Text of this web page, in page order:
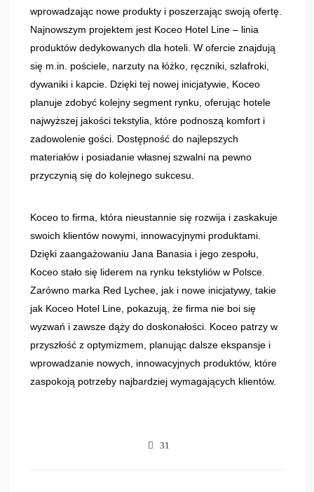
wprowadzając nowe produkty i poszerzając swoją ofertę.
Najnowszym projektem jest Koceo Hotel Line – linia
produktów dedykowanych dla hoteli. W ofercie znajdują
się m.in. pościele, narzuty na łóżko, ręczniki, szlafroki,
dywaniki i kapcie. Dzięki tej nowej inicjatywie, Koceo
planuje zdobyć kolejny segment rynku, oferując hotele
najwyższej jakości tekstylia, które podnoszą komfort i
zadowolenie gości. Dostępność do najlepszych
materiałów i posiadanie własnej szwalni na pewno
przyczynią się do kolejnego sukcesu.
Koceo to firma, która nieustannie się rozwija i zaskakuje
swoich klientów nowymi, innowacyjnymi produktami.
Dzięki zaangażowaniu Jana Banasia i jego zespołu,
Koceo stało się liderem na rynku tekstyliów w Polsce.
Zarówno marka Red Lychee, jak i nowe inicjatywy, takie
jak Koceo Hotel Line, pokazują, że firma nie boi się
wyzwań i zawsze dąży do doskonałości. Koceo patrzy w
przyszłość z optymizmem, planując dalsze ekspansje i
wprowadzanie nowych, innowacyjnych produktów, które
zaspokoją potrzeby najbardziej wymagających klientów.
31